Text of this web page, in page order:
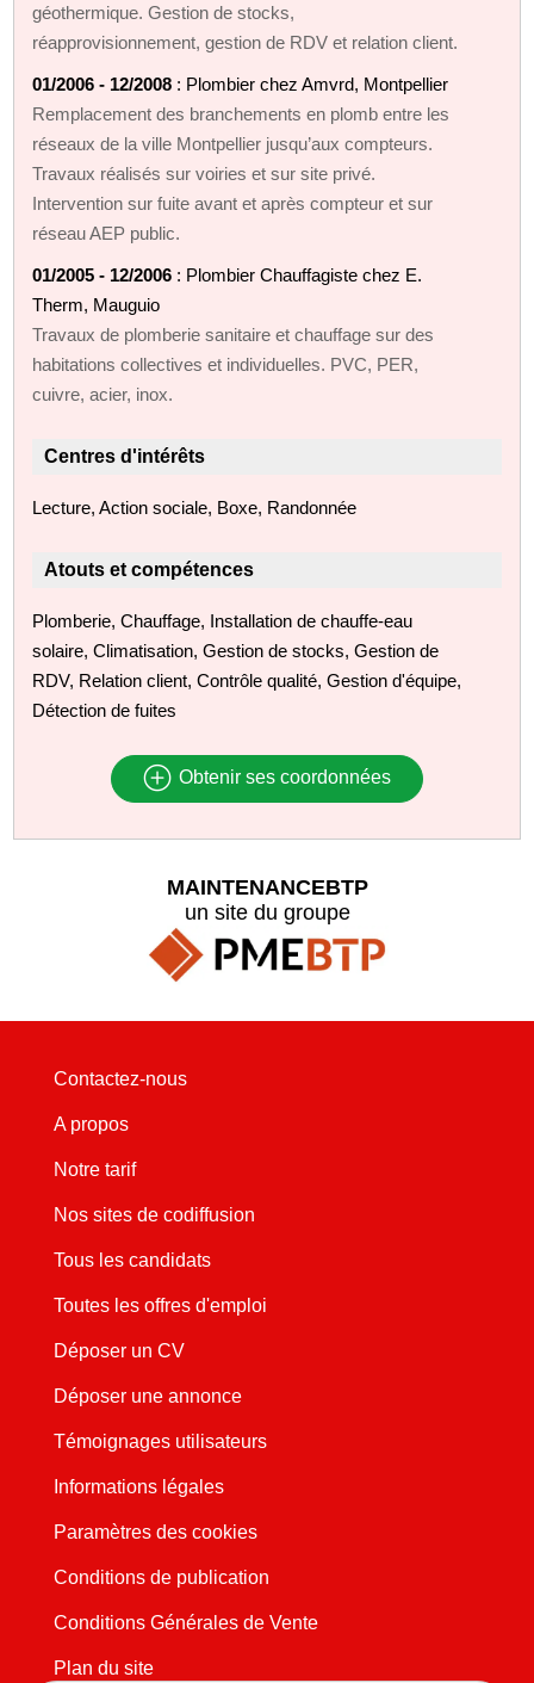
géothermique. Gestion de stocks,
réapprovisionnement, gestion de RDV et relation client.
01/2006 - 12/2008 : Plombier chez Amvrd, Montpellier
Remplacement des branchements en plomb entre les
réseaux de la ville Montpellier jusqu’aux compteurs.
Travaux réalisés sur voiries et sur site privé.
Intervention sur fuite avant et après compteur et sur
réseau AEP public.
01/2005 - 12/2006 : Plombier Chauffagiste chez E.
Therm, Mauguio
Travaux de plomberie sanitaire et chauffage sur des
habitations collectives et individuelles. PVC, PER,
cuivre, acier, inox.
Centres d'intérêts
Lecture, Action sociale, Boxe, Randonnée
Atouts et compétences
Plomberie, Chauffage, Installation de chauffe-eau
solaire, Climatisation, Gestion de stocks, Gestion de
RDV, Relation client, Contrôle qualité, Gestion d'équipe,
Détection de fuites
Obtenir ses coordonnées
MAINTENANCEBTP
un site du groupe
Contactez-nous
A propos
Notre tarif
Nos sites de codiffusion
Tous les candidats
Toutes les offres d'emploi
Déposer un CV
Déposer une annonce
Témoignages utilisateurs
Informations légales
Paramètres des cookies
Conditions de publication
Conditions Générales de Vente
Plan du site